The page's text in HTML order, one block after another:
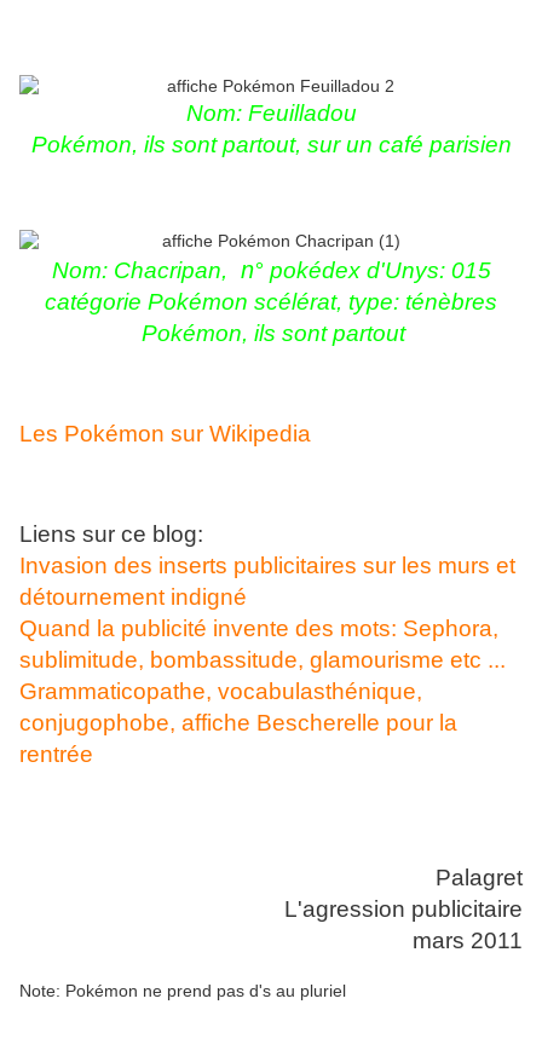
Nom: Feuilladou
Pokémon, ils sont partout, sur un café parisien
Nom: Chacripan, n° pokédex d'Unys: 015
catégorie Pokémon scélérat, type: ténèbres
Pokémon, ils sont partout
Les Pokémon sur Wikipedia
Liens sur ce blog:
Invasion des inserts publicitaires sur les murs et
détournement indigné
Quand la publicité invente des mots: Sephora,
sublimitude, bombassitude, glamourisme etc ...
Grammaticopathe, vocabulasthénique,
conjugophobe, affiche Bescherelle pour la
rentrée
Palagret
L'agression publicitaire
mars 2011
Note: Pokémon ne prend pas d's au pluriel